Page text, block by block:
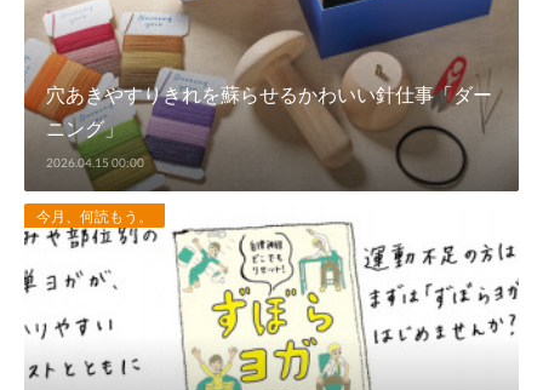
穴あきやすりきれを蘇らせるかわいい針仕事「ダー
ニング」
2026.04.15 00:00
今月、何読もう。